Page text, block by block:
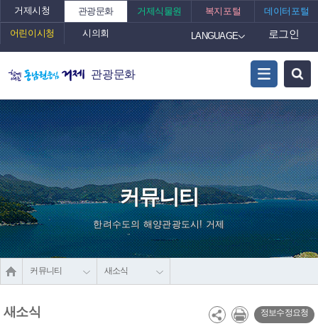
거제시청 관광문화 거제식물원 복지포털 데이터포털
어린이시청 시의회 LANGUAGE 로그인
관광문화
커뮤니티
한려수도의 해양관광도시! 거제
커뮤니티 새소식
새소식 정보수정요청